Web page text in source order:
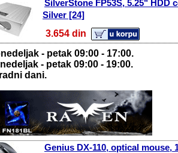
SilverStone FP53S, 5.25" HDD
Silver [24]
3.654 din
- petak 09:00 - 17:00.
- petak 09:00 - 19:00.
dani.
Genius DX-110, optical mouse,